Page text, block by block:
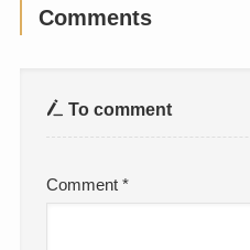
Comments
To comment
Comment*